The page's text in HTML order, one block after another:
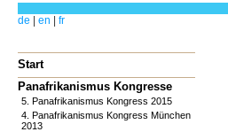
de en fr
Start
Panafrikanismus Kongresse
5. Panafrikanismus Kongress 2015
4. Panafrikanismus Kongress München
2013